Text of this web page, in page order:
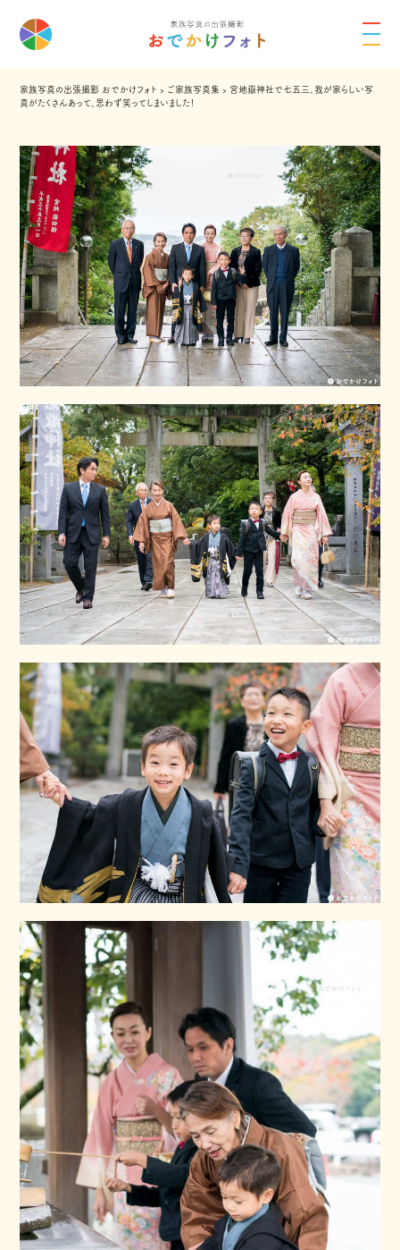
家族写真の出張撮影 おでかけフォト › ご家族写真集 › 宮地嶽神社で七五三、我が家らしい写
真がたくさんあって、思わず笑ってしまいました！